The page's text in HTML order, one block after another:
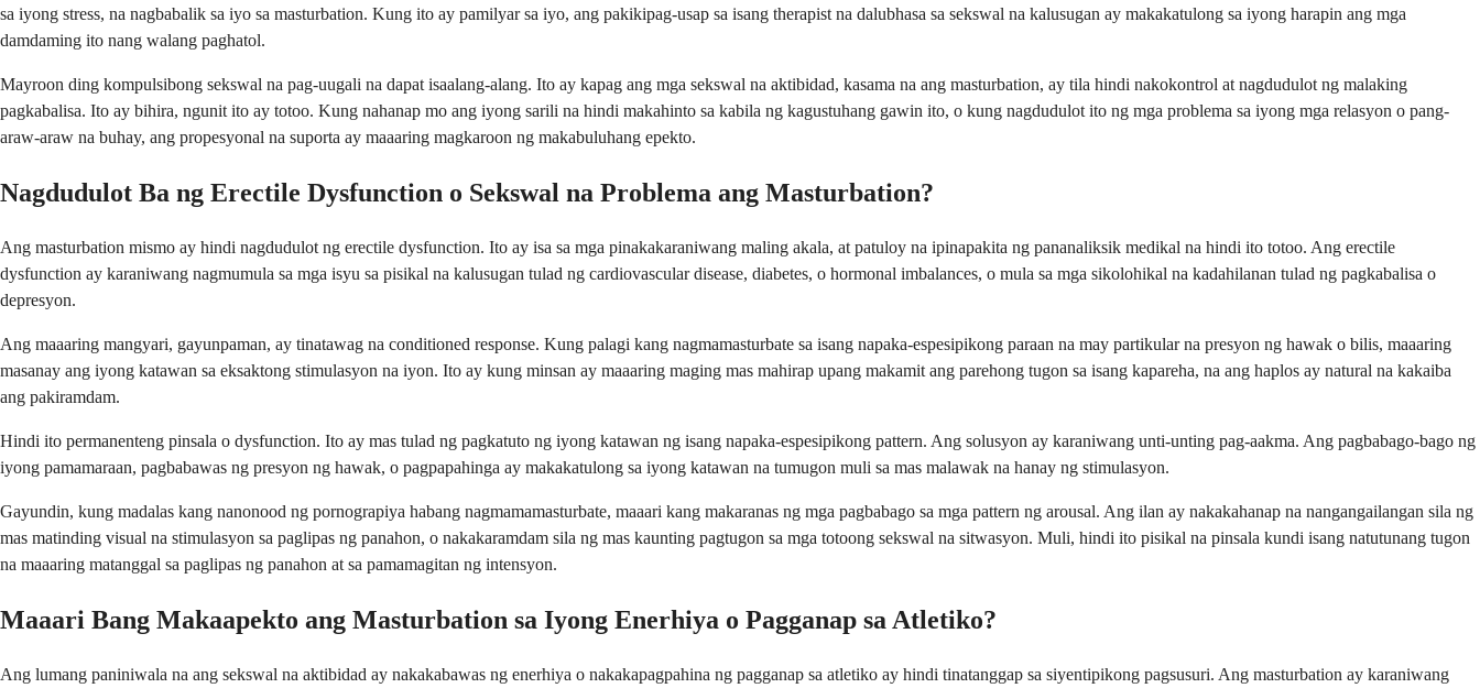
sa iyong stress, na nagbabalik sa iyo sa masturbation. Kung ito ay pamilyar sa iyo, ang pakikipag-usap sa isang therapist na dalubhasa sa sekswal na kalusugan ay makakatulong sa iyong harapin ang mga
damdaming ito nang walang paghatol.
Mayroon ding kompulsibong sekswal na pag-uugali na dapat isaalang-alang. Ito ay kapag ang mga sekswal na aktibidad, kasama na ang masturbation, ay tila hindi nakokontrol at nagdudulot ng malaking
pagkabalisa. Ito ay bihira, ngunit ito ay totoo. Kung nahanap mo ang iyong sarili na hindi makahinto sa kabila ng kagustuhang gawin ito, o kung nagdudulot ito ng mga problema sa iyong mga relasyon o pang-
araw-araw na buhay, ang propesyonal na suporta ay maaaring magkaroon ng makabuluhang epekto.
Nagdudulot Ba ng Erectile Dysfunction o Sekswal na Problema ang Masturbation?
Ang masturbation mismo ay hindi nagdudulot ng erectile dysfunction. Ito ay isa sa mga pinakakaraniwang maling akala, at patuloy na ipinapakita ng pananaliksik medikal na hindi ito totoo. Ang erectile
dysfunction ay karaniwang nagmumula sa mga isyu sa pisikal na kalusugan tulad ng cardiovascular disease, diabetes, o hormonal imbalances, o mula sa mga sikolohikal na kadahilanan tulad ng pagkabalisa o
depresyon.
Ang maaaring mangyari, gayunpaman, ay tinatawag na conditioned response. Kung palagi kang nagmamasturbate sa isang napaka-espesipikong paraan na may partikular na presyon ng hawak o bilis, maaaring
masanay ang iyong katawan sa eksaktong stimulasyon na iyon. Ito ay kung minsan ay maaaring maging mas mahirap upang makamit ang parehong tugon sa isang kapareha, na ang haplos ay natural na kakaiba
ang pakiramdam.
Hindi ito permanenteng pinsala o dysfunction. Ito ay mas tulad ng pagkatuto ng iyong katawan ng isang napaka-espesipikong pattern. Ang solusyon ay karaniwang unti-unting pag-aakma. Ang pagbabago-bago ng
iyong pamamaraan, pagbabawas ng presyon ng hawak, o pagpapahinga ay makakatulong sa iyong katawan na tumugon muli sa mas malawak na hanay ng stimulasyon.
Gayundin, kung madalas kang nanonood ng pornograpiya habang nagmamamasturbate, maaari kang makaranas ng mga pagbabago sa mga pattern ng arousal. Ang ilan ay nakakahanap na nangangailangan sila ng
mas matinding visual na stimulasyon sa paglipas ng panahon, o nakakaramdam sila ng mas kaunting pagtugon sa mga totoong sekswal na sitwasyon. Muli, hindi ito pisikal na pinsala kundi isang natutunang tugon
na maaaring matanggal sa paglipas ng panahon at sa pamamagitan ng intensyon.
Maaari Bang Makaapekto ang Masturbation sa Iyong Enerhiya o Pagganap sa Atletiko?
Ang lumang paniniwala na ang sekswal na aktibidad ay nakakabawas ng enerhiya o nakakapagpahina ng pagganap sa atletiko ay hindi tinatanggap sa siyentipikong pagsusuri. Ang masturbation ay karaniwang